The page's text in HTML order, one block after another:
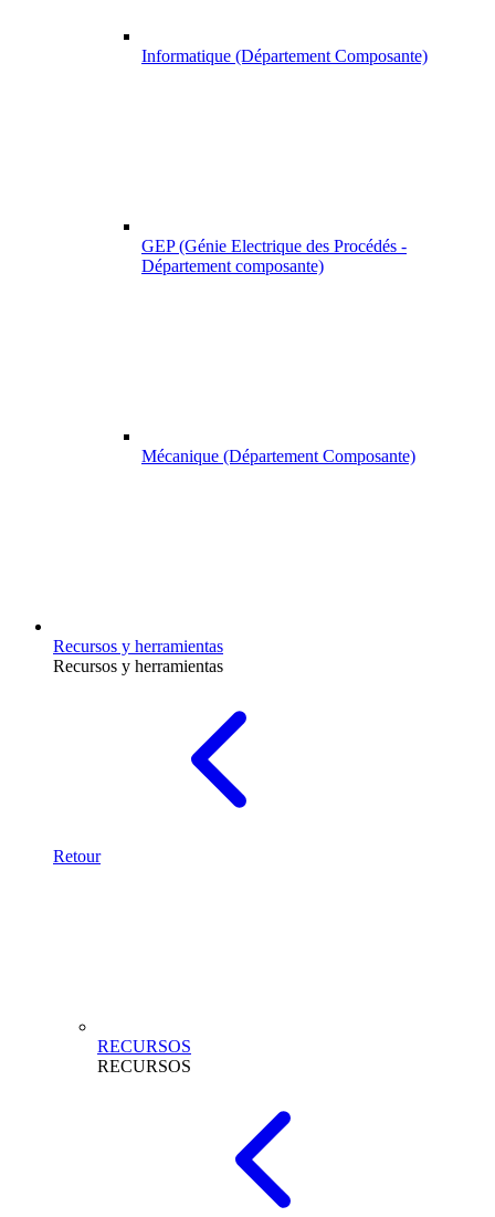
Informatique (Département Composante)
GEP (Génie Electrique des Procédés -
Département composante)
Mécanique (Département Composante)
Recursos y herramientas
Recursos y herramientas
Retour
RECURSOS
RECURSOS